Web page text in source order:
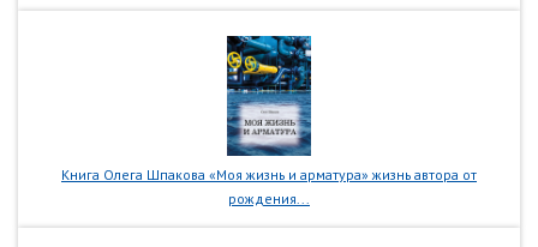
Книга Олега Шпакова «Моя жизнь и арматура» жизнь автора от
рождения...